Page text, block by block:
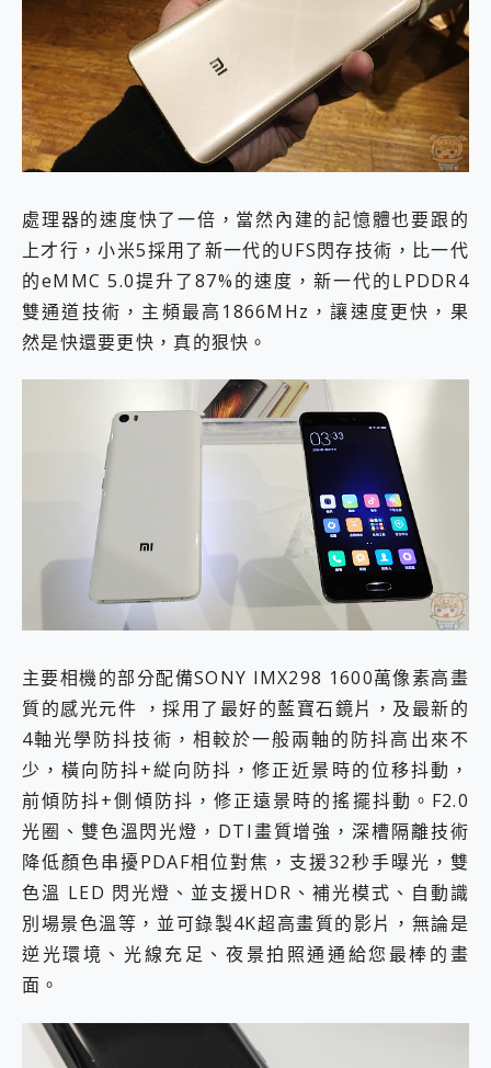
處理器的速度快了一倍，當然內建的記憶體也要跟的
上才行，小米5採用了新一代的UFS閃存技術，比一代
的eMMC 5.0提升了87%的速度，新一代的LPDDR4
雙通道技術，主頻最高1866MHz，讓速度更快，果
然是快還要更快，真的狠快。
主要相機的部分配備SONY IMX298 1600萬像素高畫
質的感光元件 ，採用了最好的藍寶石鏡片，及最新的
4軸光學防抖技術，相較於一般兩軸的防抖高出來不
少，橫向防抖+緃向防抖，修正近景時的位移抖動，
前傾防抖+側傾防抖，修正遠景時的搖擺抖動。F2.0
光圈、雙色溫閃光燈，DTI畫質增強，深槽隔離技術
降低顏色串擾PDAF相位對焦，支援32秒手曝光，雙
色溫 LED 閃光燈、並支援HDR、補光模式、自動識
別場景色溫等，並可錄製4K超高畫質的影片，無論是
逆光環境、光線充足、夜景拍照通通給您最棒的畫
面。